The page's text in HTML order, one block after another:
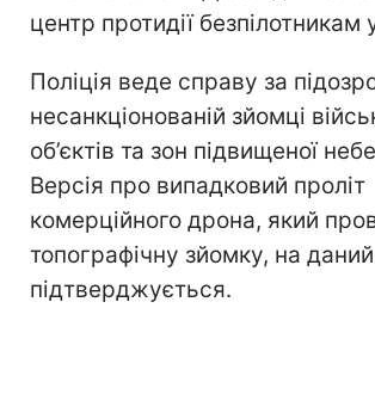
центр протидії безпілотникам
Поліція веде справу за
несанкціонованій зйомці
об’єктів та зон підвищеної
Версія про випадковий проліт
комерційного дрона, який
топографічну зйомку, на
підтверджується.